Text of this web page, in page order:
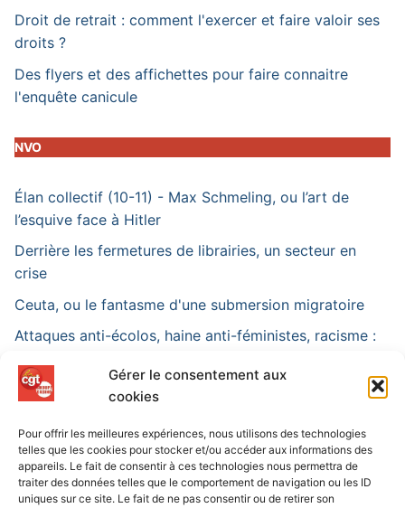
Gérer le consentement aux
cookies
Pour offrir les meilleures expériences, nous utilisons des technologies
telles que les cookies pour stocker et/ou accéder aux informations des
appareils. Le fait de consentir à ces technologies nous permettra de
traiter des données telles que le comportement de navigation ou les ID
uniques sur ce site. Le fait de ne pas consentir ou de retirer son
Droit de retrait : comment l'exercer et faire valoir ses
droits ?
Des flyers et des affichettes pour faire connaitre
l'enquête canicule
NVO
Élan collectif (10-11) - Max Schmeling, ou l’art de
l’esquive face à Hitler
Derrière les fermetures de librairies, un secteur en
crise
Ceuta, ou le fantasme d'une submersion migratoire
Attaques anti-écolos, haine anti-féministes, racisme :
« La loi RIPOST va faire du mal à notre métier » :